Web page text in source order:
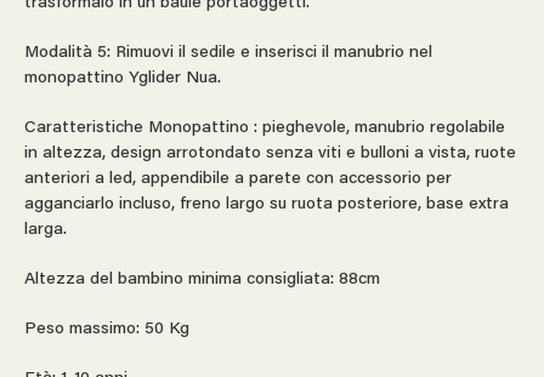
trasformalo in un baule portaoggetti.
Modalità 5: Rimuovi il sedile e inserisci il manubrio nel
monopattino Yglider Nua.
Caratteristiche Monopattino : pieghevole, manubrio regolabile
in altezza, design arrotondato senza viti e bulloni a vista, ruote
anteriori a led, appendibile a parete con accessorio per
agganciarlo incluso, freno largo su ruota posteriore, base extra
larga.
Altezza del bambino minima consigliata: 88cm
Peso massimo: 50 Kg